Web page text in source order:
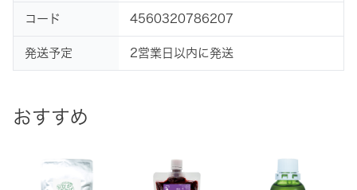
おすすめ
コード 4560320786207
発送予定 2営業日以内に発送